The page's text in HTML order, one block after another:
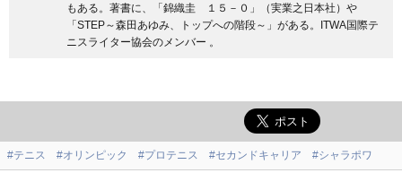
もある。著書に、「錦織圭 １５－０」（実業之日本社）や
「STEP～森田あゆみ、トップへの階段～」がある。ITWA国際テ
ニスライター協会のメンバー 。
#テニス #オリンピック #プロテニス #セカンドキャリア #シャラポワ